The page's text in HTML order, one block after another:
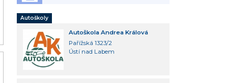
Autoškoly
Autoškola Andrea Králová
Pařížská 1323/2
Ústí nad Labem